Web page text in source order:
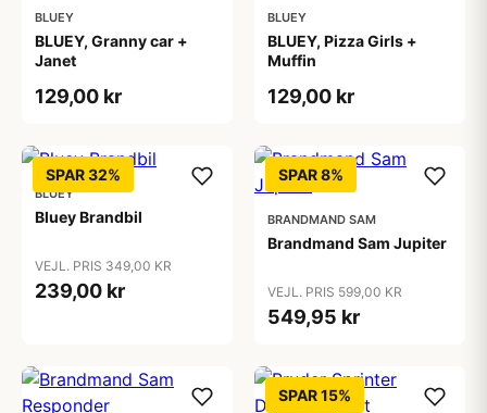
BLUEY
BLUEY, Granny car +
Janet
129,00 kr
BLUEY
BLUEY, Pizza Girls +
Muffin
129,00 kr
SPAR 32%
BLUEY
Bluey Brandbil
VEJL. PRIS 349,00 KR
239,00 kr
SPAR 8%
BRANDMAND SAM
Brandmand Sam Jupiter
VEJL. PRIS 599,00 KR
549,95 kr
SPAR 15%